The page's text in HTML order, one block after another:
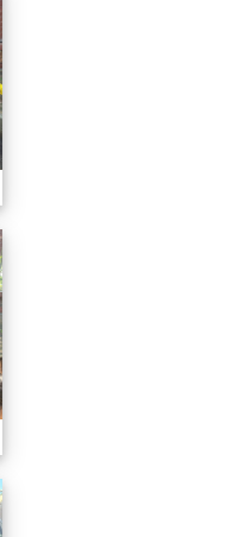
20260302行動英語村巡迴教
20260302行動英語村巡迴教